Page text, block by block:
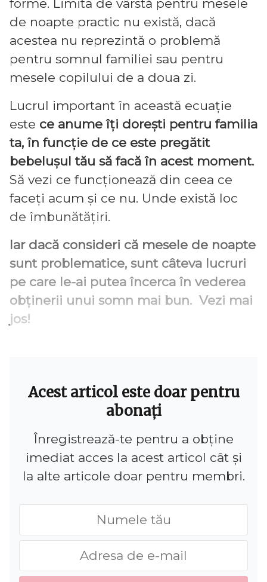
forme. Limita de vârstă pentru mesele
de noapte practic nu există, dacă
acestea nu reprezintă o problemă
pentru somnul familiei sau pentru
mesele copilului de a doua zi.
Lucrul important în această ecuație
este ce anume îți dorești pentru familia
ta, în funcție de ce este pregătit
bebelușul tău să facă în acest moment.
Să vezi ce funcționează din ceea ce
faceți acum și ce nu. Unde există loc
de îmbunătățiri.
Iar dacă consideri că mesele de noapte
sunt problematice, sunt câteva lucruri
pe care le-ai putea încerca în vederea
obținerii unui somn mai bun. ‌ ‌Vezi mai
jos!
Acest articol este doar pentru
abonați
Înregistrează-te pentru a obține
imediat acces la acest articol cât și
la alte articole doar pentru membri.